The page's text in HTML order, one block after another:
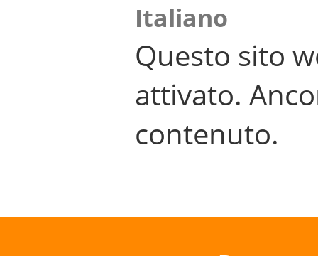
Italiano
Questo sito
attivato.
contenuto.